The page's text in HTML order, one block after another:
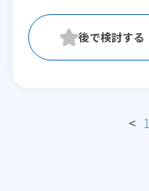
< 1